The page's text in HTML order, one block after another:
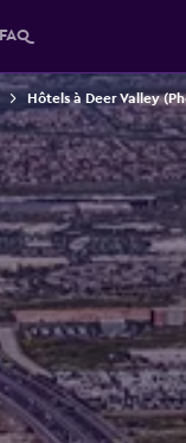
FAQ
Hôtels à Deer Valley